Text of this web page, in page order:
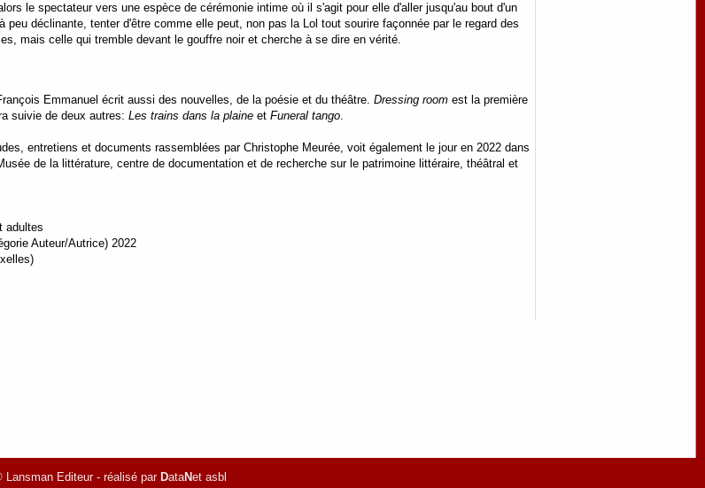
le spectateur vers une espèce de cérémonie intime où il s'agit pour elle d'aller jusqu'au bout d'un
déclinante, tenter d'être comme elle peut, non pas la Lol tout sourire façonnée par le regard des
mais celle qui tremble devant le gouffre noir et cherche à se dire en vérité.
Emmanuel écrit aussi des nouvelles, de la poésie et du théâtre. Dressing room est la première
suivie de deux autres: Les trains dans la plaine et Funeral tango
entretiens et documents rassemblées par Christophe Meurée, voit également le jour en 2022 dans
de la littérature, centre de documentation et de recherche sur le patrimoine littéraire, théâtral et
adultes
Auteur/Autrice) 2022
Lansman Editeur - réalisé par DataNet asbl